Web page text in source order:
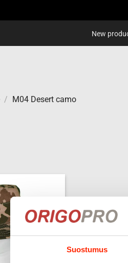
Suostumus
New
/ M04 Desert camo
wishlist